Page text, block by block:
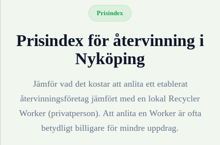
Prisindex
Prisindex för återvinning i
Nyköping
Jämför vad det kostar att anlita ett etablerat
återvinningsföretag jämfört med en lokal Recycler
Worker (privatperson). Att anlita en Worker är ofta
betydligt billigare för mindre uppdrag.